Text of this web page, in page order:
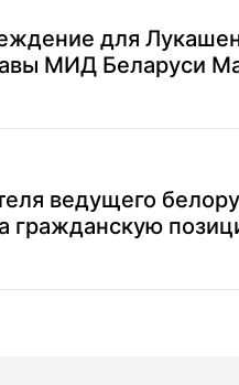
для
МИД Беларуси
ведущего
гражданскую